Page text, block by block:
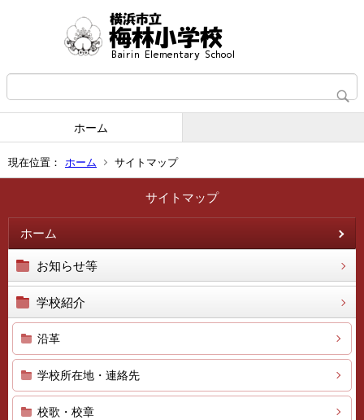
ホーム
現在位置： ホーム サイトマップ
サイトマップ
ホーム
お知らせ等
学校紹介
沿革
学校所在地・連絡先
校歌・校章